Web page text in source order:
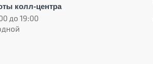
колл-центра
до 19:00